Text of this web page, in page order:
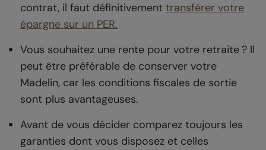
contrat, il faut définitivement transférer votre
épargne sur un PER.
Vous souhaitez une rente pour votre retraite ? Il
peut être préférable de conserver votre
Madelin, car les conditions fiscales de sortie
sont plus avantageuses.
Avant de vous décider comparez toujours les
garanties dont vous disposez et celles